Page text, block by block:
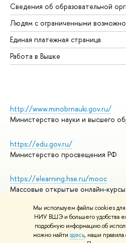
Мы используем файлы cookies для
НИУ ВШЭ и большего удобства
подробную информацию об
можно найти здесь, наши правила
Сведения об образовательной
Людям с ограниченными
Единая платежная страница
Работа в Вышке
http://www.minobrnauki.gov.ru/
Министерство науки и высшего
https://edu.gov.ru/
Министерство просвещения РФ
https://elearning.hse.ru/mooc
Массовые открытые онлайн-курсы
© НИУ ВШЭ 1993–2026
Адреса и